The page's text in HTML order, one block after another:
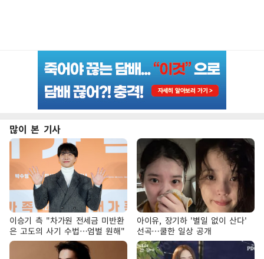
많이 본 기사
이승기 측 "차가원 전세금 미반환
은 고도의 사기 수법…엄벌 원해"
아이유, 장기하 '별일 없이 산다'
선곡…쿨한 일상 공개